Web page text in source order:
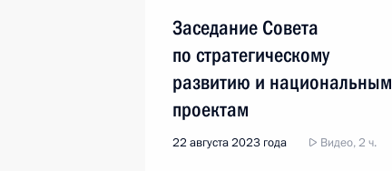
Заседание Совета
по стратегическому
развитию и национальным
проектам
22 августа 2023 года Видео, 2 ч.